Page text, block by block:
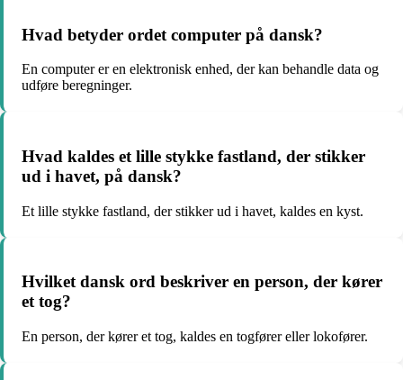
Hvad betyder ordet computer på dansk?
En computer er en elektronisk enhed, der kan behandle data og
udføre beregninger.
Hvad kaldes et lille stykke fastland, der stikker
ud i havet, på dansk?
Et lille stykke fastland, der stikker ud i havet, kaldes en kyst.
Hvilket dansk ord beskriver en person, der kører
et tog?
En person, der kører et tog, kaldes en togfører eller lokofører.